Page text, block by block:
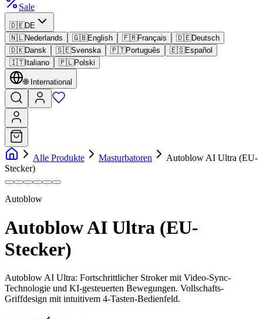
Sale
🇩🇪DE
🇳🇱Nederlands 🇬🇧English 🇫🇷Français 🇩🇪Deutsch
🇩🇰Dansk 🇸🇪Svenska 🇵🇹Português 🇪🇸Español
🇮🇹Italiano 🇵🇱Polski
🌐 International
Alle Produkte Masturbatoren
Autoblow AI Ultra (EU-
Stecker)
Autoblow
Autoblow AI Ultra (EU-
Stecker)
Autoblow AI Ultra: Fortschrittlicher Stroker mit Video-Sync-
Technologie und KI-gesteuerten Bewegungen. Vollschafts-
Griffdesign mit intuitivem 4-Tasten-Bedienfeld.